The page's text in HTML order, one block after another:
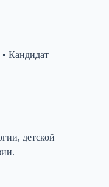
• Кандидат
детской